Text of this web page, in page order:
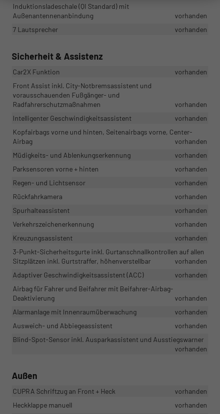
Induktionsladeschale (QI Standard) mit
Außenantennenanbindung
vorhanden
7 Lautsprecher
vorhanden
Sicherheit & Assistenz
Car2X Funktion
vorhanden
Front Assist inkl. City-Notbremsassistent und
vorausschauenden Fußgänger- und
Radfahrerschutzmaßnahmen
vorhanden
Intelligenter Geschwindigkeitsassistent
vorhanden
Kopfairbags vorne und hinten, Seitenairbags vorne, Center-
Airbag
vorhanden
Müdigkeits- und Ablenkungserkennung
vorhanden
Parksensoren vorne + hinten
vorhanden
Regen- und Lichtsensor
vorhanden
Rückfahrkamera
vorhanden
Spurhalteassistent
vorhanden
Verkehrszeichenerkennung
vorhanden
Kreuzungsassistent
vorhanden
3-Punkt-Sicherheitsgurte inkl. Gurtanschnallkontrollen auf allen
Sitzplätzen inkl. Gurtstraffer, höhenverstellbar
vorhanden
Adaptiver Geschwindigkeitsassistent (ACC)
vorhanden
Airbag für Fahrer und Beifahrer mit Beifahrer-Airbag-
Deaktivierung
vorhanden
Alarmanlage mit Innenraumüberwachung
vorhanden
Ausweich- und Abbiegeassistent
vorhanden
Blind-Spot-Sensor inkl. Ausparkassistent und Ausstiegswarner
vorhanden
Außen
CUPRA Schriftzug an Front + Heck
vorhanden
Heckklappe manuell
vorhanden